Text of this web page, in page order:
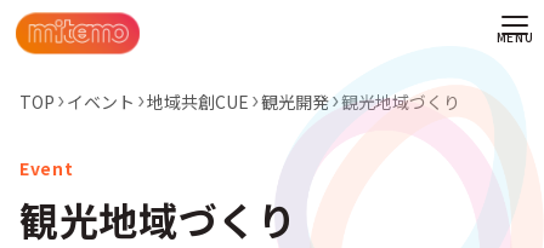
TOP イベント 地域共創CUE 観光開発 観光地域づくり
観光地域づくり